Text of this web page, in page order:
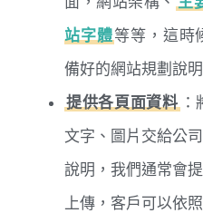
站字體等等，這時
備好的網站規劃說明
提供各頁面資料
文字、圖片交給公
說明，我們通常會
上傳，客戶可以依